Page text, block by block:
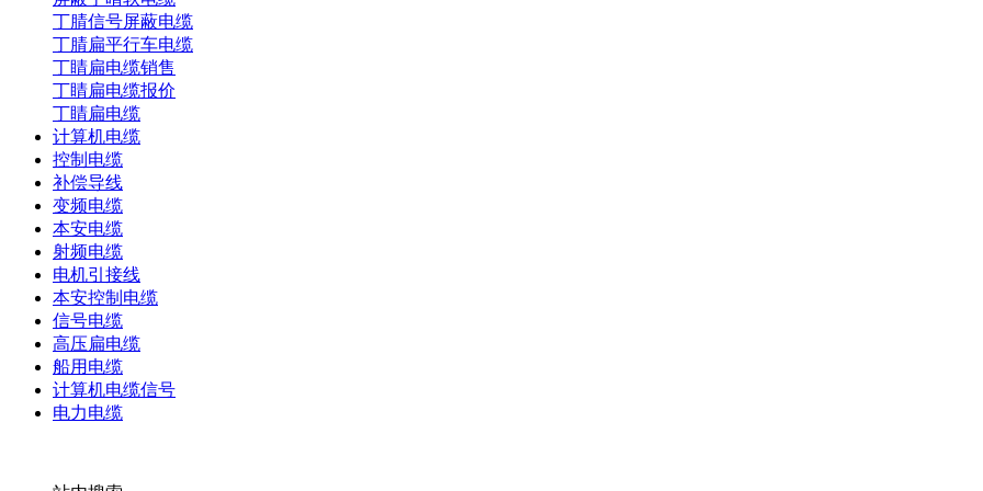
丁腈信号屏蔽电缆
丁腈扁平行车电缆
丁睛扁电缆销售
丁睛扁电缆报价
丁睛扁电缆
计算机电缆
控制电缆
补偿导线
变频电缆
本安电缆
射频电缆
电机引接线
本安控制电缆
信号电缆
高压扁电缆
船用电缆
计算机电缆信号
电力电缆